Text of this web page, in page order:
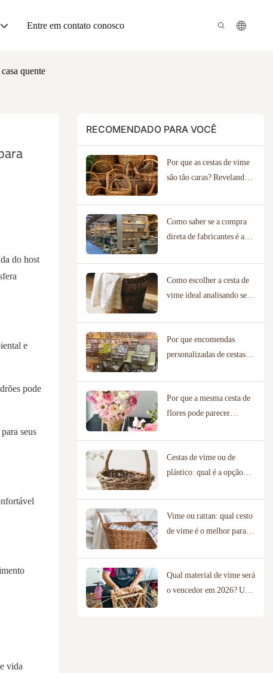
Entre em contato conosco
quente
do host
e
pode
seus
vida
RECOMENDADO PARA VOCÊ
Por que as cestas de vime
são tão caras? Revelando o
Como saber se a compra
direta de fabricantes é a
negócio
Como escolher a cesta de
vime ideal analisando seu
Por que encomendas
personalizadas de cestas de
com bibliotecas de designs
comprovadas?
Por que a mesma cesta de
flores pode parecer
em uma floricultura e em
um local de casamento?
Cestas de vime ou de
plástico: qual é a opção
Vime ou rattan: qual cesto
de vime é o melhor para a
Qual material de vime será
o vencedor em 2026? Uma